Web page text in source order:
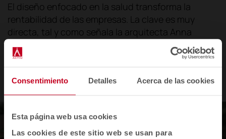
Consentimiento Detalles Acerca de las cookies
Esta página web usa cookies
Las cookies de este sitio web se usan para
El diseño enfocado en la salud transforma la
rentabilidad de las empresas. La clave es muy
directa, tal y como señala la arquitecta Anna
Ferrer: una organización cimentada en el bienestar
de sus equipos no solo consigue multiplicar su
productividad, sino que se convierte en un imán
capaz de atraer y fidelizar a los mejores
profesionales.